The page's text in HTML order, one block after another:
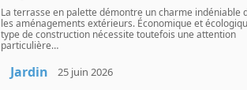
La terrasse en palette démontre un charme indéniable
les aménagements extérieurs. Économique et
type de construction nécessite toutefois une attention
particulière…
Jardin 25 juin 2026